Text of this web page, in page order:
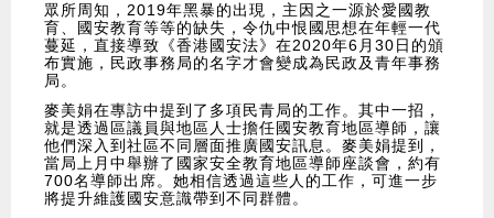
眾所周知，2019年黑暴的出現，主因之一源於愛國教
育、國安教育等等的缺失，令仇中恨國思想在年輕一代
蔓延，直接導致《香港國安法》在2020年6月30日的頒
布實施，民政事務局的名字才會變成為民政及青年事務
局。
麥美娟在專訪中提到了多項民青局的工作。其中一招，
就是透過區議員與地區人士擔任國安教育地區導師，讓
他們深入到社區不同層面推廣國安訊息。麥美娟提到，
當局上月中舉辦了國家安全教育地區導師座談會，約有
700名導師出席。她相信透過這些人的工作，可進一步
將提升維護國安意識帶到不同群體。